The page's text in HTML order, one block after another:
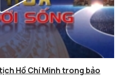
Hồ Chí Minh trong bảo